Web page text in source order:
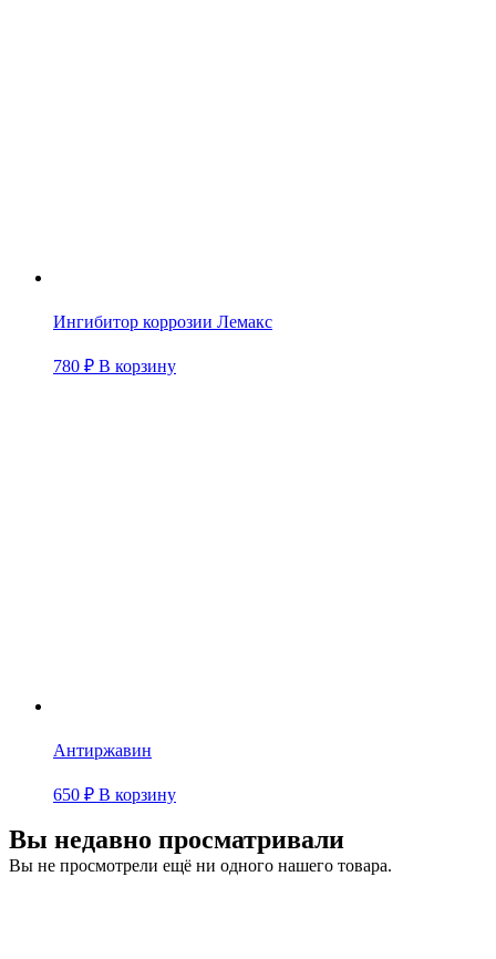
Ингибитор коррозии Лемакс
780 ₽ В корзину
Антиржавин
650 ₽ В корзину
Вы недавно просматривали
Вы не просмотрели ещё ни одного нашего товара.